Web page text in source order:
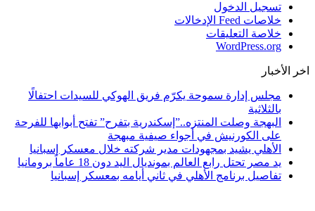
تسجيل الدخول
خلاصات Feed الإدخالات
خلاصة التعليقات
WordPress.org
اخر الأخبار
مجلس إدارة سموحة يكرّم فريق الهوكي للسيدات احتفالًا
بالثلاثية
البهجة وصلت المنتزه..”إسكندرية بتفرح” تفتح أبوابها للفرحة
على الكورنيش في أجواء صيفية مبهجة
الأهلي يشيد بمجهودات مدير شركته خلال معسكر إسبانيا
يد مصر تحتل رابع العالم بمونديال اليد دون 18 عاماً برومانيا
تفاصيل برنامج الأهلي في ثاني أيامه بمعسكر إسبانيا